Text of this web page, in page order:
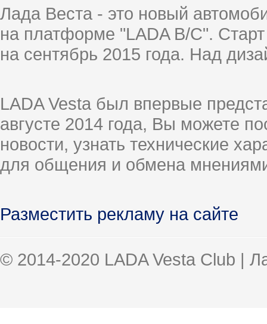
Лада Веста - это новый
на платформе "LADA B/C".
на сентябрь 2015 года. Над
LADA Vesta был впервые
августе 2014 года, Вы можете
новости, узнать технические
для общения и обмена
Разместить рекламу на сайте
© 2014-2020 LADA Vesta Club |